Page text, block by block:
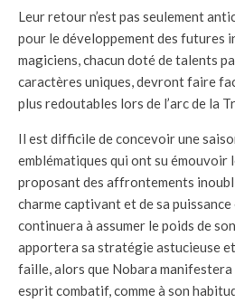
Leur retour n’est pas seulement
pour le développement des futures
magiciens, chacun doté de talents
caractères uniques, devront faire
plus redoutables lors de l’arc de la
Il est difficile de concevoir une
emblématiques qui ont su émouvoir
proposant des affrontements
charme captivant et de sa
continuera à assumer le poids de
apportera sa stratégie astucieuse
faille, alors que Nobara
esprit combatif, comme à son